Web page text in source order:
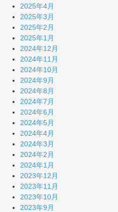
2025年4月
2025年3月
2025年2月
2025年1月
2024年12月
2024年11月
2024年10月
2024年9月
2024年8月
2024年7月
2024年6月
2024年5月
2024年4月
2024年3月
2024年2月
2024年1月
2023年12月
2023年11月
2023年10月
2023年9月